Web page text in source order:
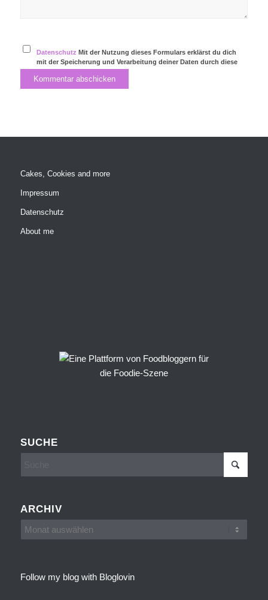
Datenschutz Mit der Nutzung dieses Formulars erklärst du dich
mit der Speicherung und Verarbeitung deiner Daten durch diese
Cakes, Cookies and more
Impressum
Datenschutz
About me
SUCHE
ARCHIV
Follow my blog with Bloglovin